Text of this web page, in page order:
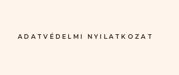
ADATVÉDELMI NYILATKOZAT